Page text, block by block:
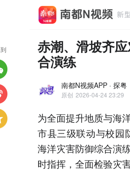
赤潮、滑坡齐
合演练
南都N视频APP · 探粤
原创 2026-04-24 23:29
为全面提升地质与海
市县三级联动与校园
海洋灾害防御综合演
时指挥，全面检验灾